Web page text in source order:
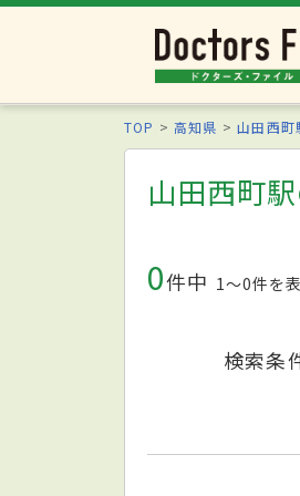
TOP 高知県 山田西町
山田西町
0件中 1〜0件を
検索条